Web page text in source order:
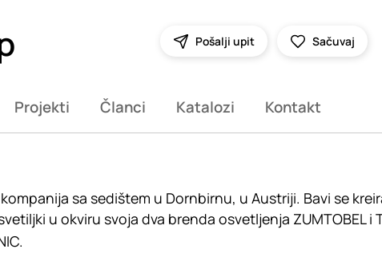
Pošalji upit Sačuvaj
Projekti Članci Katalozi Kontakt
sa sedištem u Dornbirnu, u Austriji. Bavi se
u okviru svoja dva brenda osvetljenja ZUMTOBEL i